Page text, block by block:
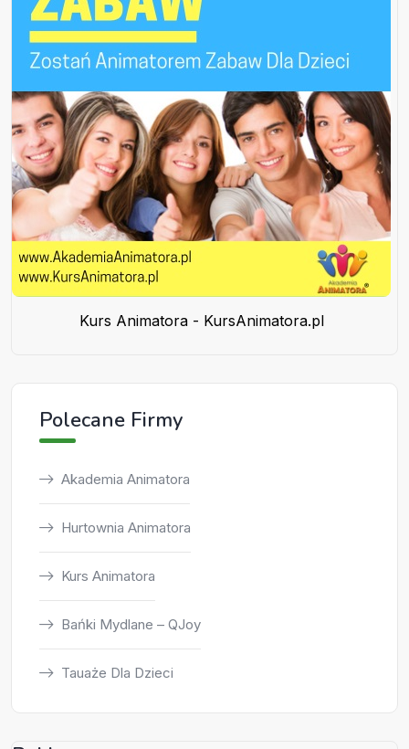
Kurs Animatora - KursAnimatora.pl
Polecane Firmy
Akademia Animatora
Hurtownia Animatora
Kurs Animatora
Bańki Mydlane – QJoy
Tauaże Dla Dzieci